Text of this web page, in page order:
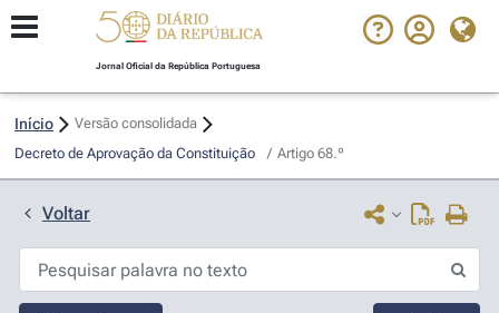
Jornal Oficial da República Portuguesa
Início
Versão consolidada
Decreto de Aprovação da Constituição
/ Artigo 68.º
Voltar